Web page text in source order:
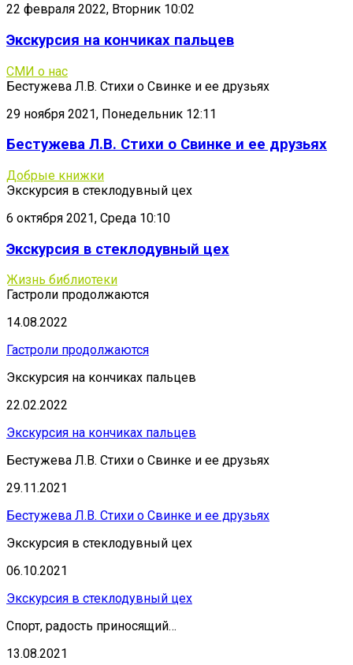
22 февраля 2022, Вторник 10:02
Экскурсия на кончиках пальцев
СМИ о нас
Бестужева Л.В. Стихи о Свинке и ее друзьях
29 ноября 2021, Понедельник 12:11
Бестужева Л.В. Стихи о Свинке и ее друзьях
Добрые книжки
Экскурсия в стеклодувный цех
6 октября 2021, Среда 10:10
Экскурсия в стеклодувный цех
Жизнь библиотеки
Гастроли продолжаются
14.08.2022
Гастроли продолжаются
Экскурсия на кончиках пальцев
22.02.2022
Экскурсия на кончиках пальцев
Бестужева Л.В. Стихи о Свинке и ее друзьях
29.11.2021
Бестужева Л.В. Стихи о Свинке и ее друзьях
Экскурсия в стеклодувный цех
06.10.2021
Экскурсия в стеклодувный цех
Спорт, радость приносящий…
13.08.2021